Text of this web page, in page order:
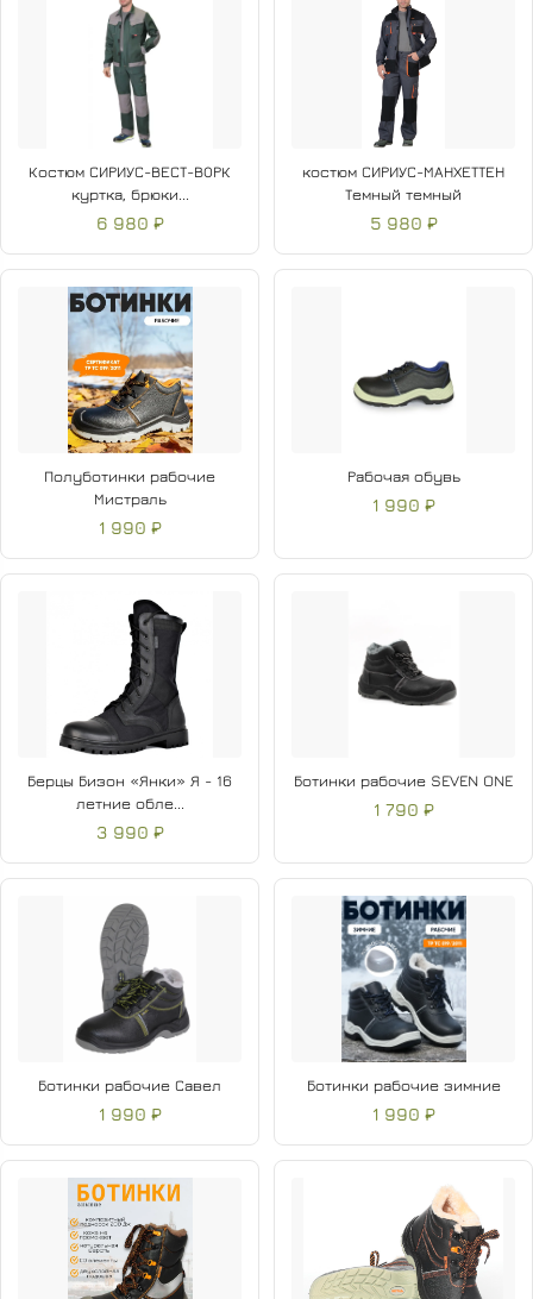
Костюм СИРИУС-ВЕСТ-ВОРК
куртка, брюки...
6 980 ₽
костюм СИРИУС-МАНХЕТТЕН
Темный темный
5 980 ₽
Полуботинки рабочие
Мистраль
1 990 ₽
Рабочая обувь
1 990 ₽
Берцы Бизон «Янки» Я - 16
летние обле...
3 990 ₽
Ботинки рабочие SEVEN ONE
1 790 ₽
Ботинки рабочие Савел
1 990 ₽
Ботинки рабочие зимние
1 990 ₽